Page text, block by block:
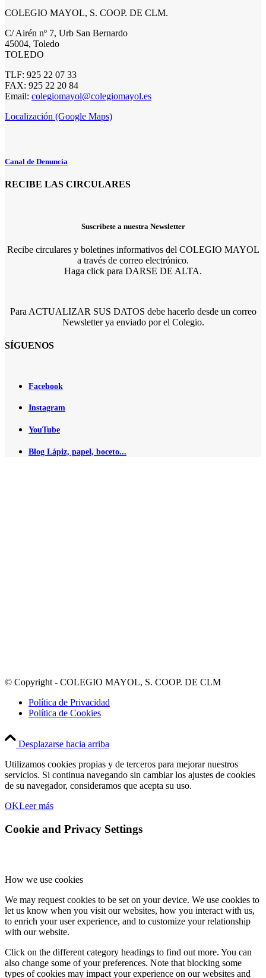
COLEGIO MAYOL, S. COOP. DE CLM.
C/ Airén nº 7, Urb San Bernardo
45004, Toledo
TOLEDO
TLF: 925 22 07 33
FAX: 925 22 20 84
Email: colegiomayol@colegiomayol.es
Localización (Google Maps)
Canal de Denuncia
RECIBE LAS CIRCULARES
Suscríbete a nuestra Newsletter
Recibe circulares y boletines informativos del COLEGIO MAYOL
a través de correo electrónico.
Haga click para DARSE DE ALTA.
Para ACTUALIZAR SUS DATOS debe hacerlo desde un correo
Newsletter ya enviado por el Colegio.
SÍGUENOS
Facebook
Instagram
YouTube
Blog Lápiz, papel, boceto...
© Copyright - COLEGIO MAYOL, S. COOP. DE CLM
Política de Privacidad
Política de Cookies
Desplazarse hacia arriba
Utilizamos cookies propias y de terceros para mejorar nuestros
servicios. Si continua navegando sin cambiar los ajustes de cookies
de su navegador, consideramos que acepta su uso.
OKLeer más
Cookie and Privacy Settings
How we use cookies
We may request cookies to be set on your device. We use cookies to
let us know when you visit our websites, how you interact with us,
to enrich your user experience, and to customize your relationship
with our website.
Click on the different category headings to find out more. You can
also change some of your preferences. Note that blocking some
types of cookies may impact your experience on our websites and